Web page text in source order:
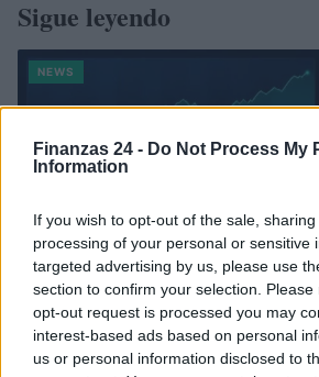
Finanzas 24 - Do Not Process My
Information
If you wish to opt-out of the sale,
processing of your personal or sensitive
targeted advertising by us, please use
section to confirm your selection.
opt-out request is processed you may
interest-based ads based on personal
us or personal information disclosed to
Sigue leyendo
NEWS